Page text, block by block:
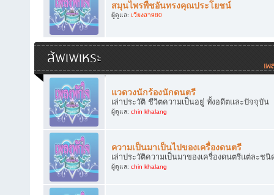
สมุนไพรพืชอันทรงคุณประโยชน์
ผู้ดูแล: เวียงสา980
สัพเพเหระ
แวดวงนักร้องนักดนตรี
เล่าประวัติ ชีวิตความเป็นอยู่ ทั้งอดีตและปัจจุบัน
ผู้ดูแล: chin khalang
ความเป็นมาเป็นไปของเครื่องดนตรี
เล่าประวัติความเป็นมาของเครื่องดนตรีแต่ละชนิ
ผู้ดูแล: chin khalang